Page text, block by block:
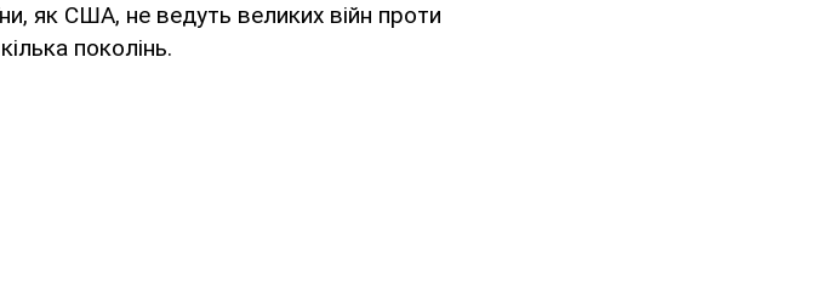
як США, не ведуть великих війн проти
поколінь.